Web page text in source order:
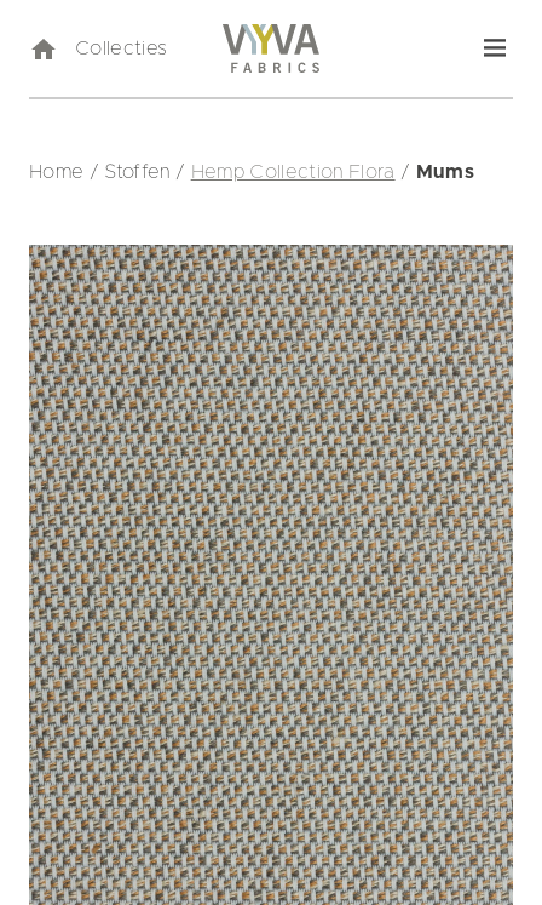
Collecties
Home / Stoffen / Hemp Collection Flora / Mums